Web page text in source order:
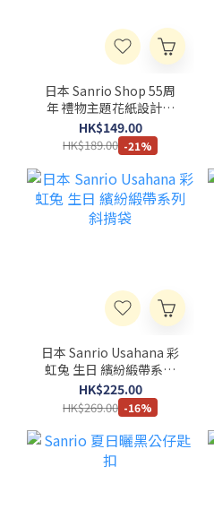
日本 Sanrio Shop 55周
年 禮物主題花紙設計系
列 公仔匙扣
HK$149.00
HK$189.00 -21%
日本 Sanrio Usahana 彩
虹兔 生日 繽紛緞帶系列
斜揹袋
HK$225.00
HK$269.00 -16%